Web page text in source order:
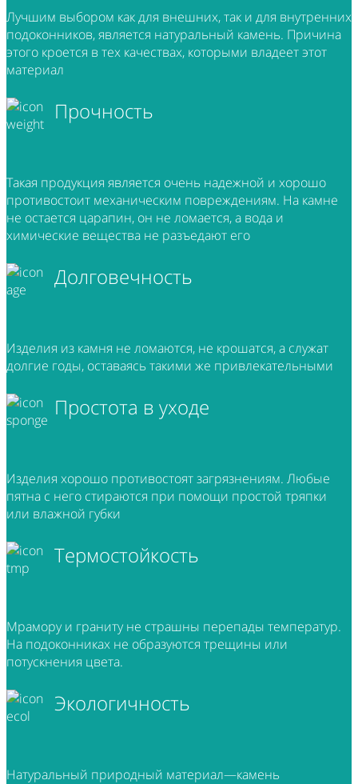
Лучшим выбором как для внешних, так и для внутренних
подоконников, является натуральный камень. Причина
этого кроется в тех качествах, которыми владеет этот
материал
Прочность
Такая продукция является очень надежной и хорошо
противостоит механическим повреждениям. На камне
не остается царапин, он не ломается, а вода и
химические вещества не разъедают его
Долговечность
Изделия из камня не ломаются, не крошатся, а служат
долгие годы, оставаясь такими же привлекательными
Простота в уходе
Изделия хорошо противостоят загрязнениям. Любые
пятна с него стираются при помощи простой тряпки
или влажной губки
Термостойкость
Мрамору и граниту не страшны перепады температур.
На подоконниках не образуются трещины или
потускнения цвета.
Экологичность
Натуральный природный материал—камень